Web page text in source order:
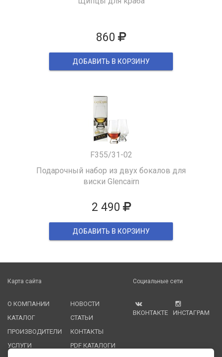
860
ДОБАВИТЬ В КОРЗИНУ
F355/31-02
Подарочный набор из двух бокалов для
виски Glencairn
2 490
ДОБАВИТЬ В КОРЗИНУ
Карта сайта
О КОМПАНИИ
КАТАЛОГ
ПРОИЗВОДИТЕЛИ
УСЛУГИ
НОВОСТИ
СТАТЬИ
КОНТАКТЫ
PDF КАТАЛОГИ
Социальные сети
ВКОНТАКТЕ ИНСТАГРАМ